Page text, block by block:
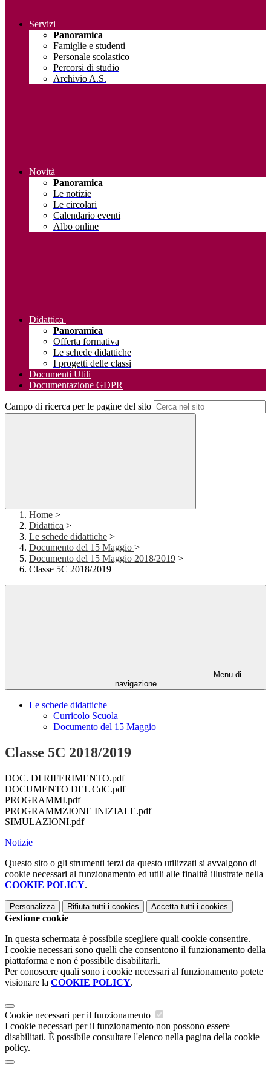
Servizi
Panoramica
Famiglie e studenti
Personale scolastico
Percorsi di studio
Archivio A.S.
Novità
Panoramica
Le notizie
Le circolari
Calendario eventi
Albo online
Didattica
Panoramica
Offerta formativa
Le schede didattiche
I progetti delle classi
Documenti Utili
Documentazione GDPR
Campo di ricerca per le pagine del sito
Home >
Didattica >
Le schede didattiche >
Documento del 15 Maggio >
Documento del 15 Maggio 2018/2019 >
Classe 5C 2018/2019
Menu di
navigazione
Le schede didattiche
Curricolo Scuola
Documento del 15 Maggio
Classe 5C 2018/2019
DOC. DI RIFERIMENTO.pdf
DOCUMENTO DEL CdC.pdf
PROGRAMMI.pdf
PROGRAMMZIONE INIZIALE.pdf
SIMULAZIONI.pdf
Notizie
Questo sito o gli strumenti terzi da questo utilizzati si avvalgono di
cookie necessari al funzionamento ed utili alle finalità illustrate nella
COOKIE POLICY.
Personalizza Rifiuta tutti i cookies Accetta tutti i cookies
Gestione cookie
In questa schermata è possibile scegliere quali cookie consentire.
I cookie necessari sono quelli che consentono il funzionamento della
piattaforma e non è possibile disabilitarli.
Per conoscere quali sono i cookie necessari al funzionamento potete
visionare la COOKIE POLICY.
Cookie necessari per il funzionamento
I cookie necessari per il funzionamento non possono essere
disabilitati. È possibile consultare l'elenco nella pagina della cookie
policy.